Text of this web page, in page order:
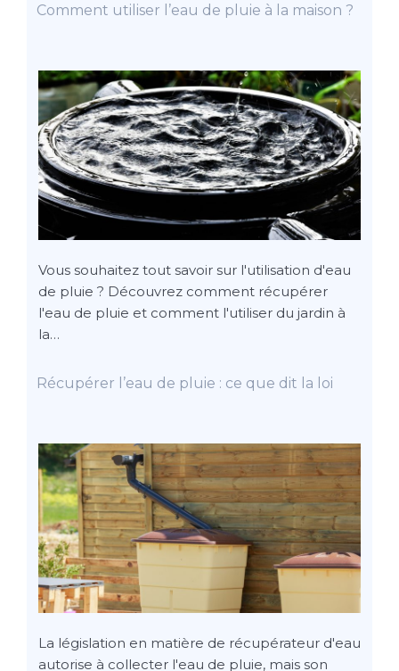
Comment utiliser l’eau de pluie à la maison ?
Vous souhaitez tout savoir sur l'utilisation d'eau
de pluie ? Découvrez comment récupérer
l'eau de pluie et comment l'utiliser du jardin à
la…
Récupérer l’eau de pluie : ce que dit la loi
La législation en matière de récupérateur d'eau
autorise à collecter l'eau de pluie, mais son